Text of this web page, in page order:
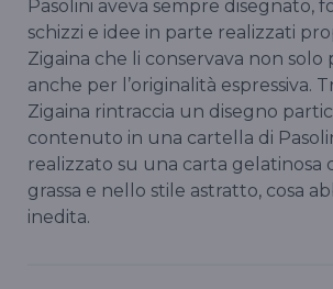
Pasolini aveva sempre disegnato,
schizzi e idee in parte realizzati
Zigaina che li conservava non solo
anche per l’originalità espressiva.
Zigaina rintraccia un disegno
contenuto in una cartella di
realizzato su una carta gelatinosa
grassa e nello stile astratto, cosa
inedita.